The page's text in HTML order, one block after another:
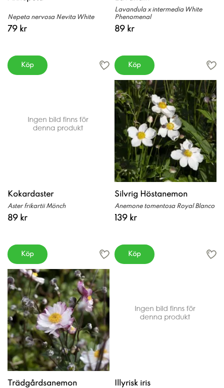
Nepeta nervosa Nevita White
79 kr
Köp
Lavandula x intermedia White
Phenomenal
89 kr
Köp
Kokardaster
Aster frikartii Mönch
89 kr
Köp
Silvrig Höstanemon
Anemone tomentosa Royal Blanco
139 kr
Köp
Trädgårdsanemon Illyrisk iris